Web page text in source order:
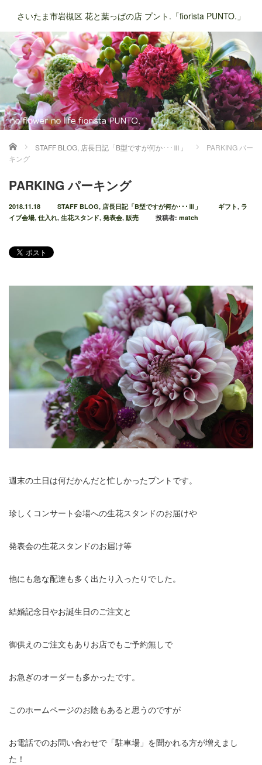
さいたま市岩槻区 花と葉っぱの店 プント.「fiorista PUNTO.」
ホーム STAFF BLOG, 店長日記「B型ですが何か･･･Ⅲ」
PARKING パー
キング
PARKING パーキング
2018.11.18 STAFF BLOG, 店長日記「B型ですが何か･･･Ⅲ」 ギフト, ラ
イブ会場, 仕入れ, 生花スタンド, 発表会, 販売 投稿者: match
週末の土日は何だかんだと忙しかったプントです。
珍しくコンサート会場への生花スタンドのお届けや
発表会の生花スタンドのお届け等
他にも急な配達も多く出たり入ったりでした。
結婚記念日やお誕生日のご注文と
御供えのご注文もありお店でもご予約無しで
お急ぎのオーダーも多かったです。
このホームページのお陰もあると思うのですが
お電話でのお問い合わせで「駐車場」を聞かれる方が増えまし
た！